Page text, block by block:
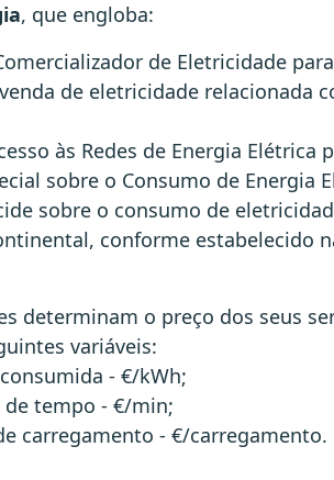
, que engloba:
de Eletricidade
de eletricidade relacionada
às Redes de Energia Elétrica
sobre o Consumo de Energia
sobre o consumo de
conforme estabelecido
determinam o preço dos seus
variáveis:
- €/kWh;
tempo - €/min;
carregamento - €/carregamento.